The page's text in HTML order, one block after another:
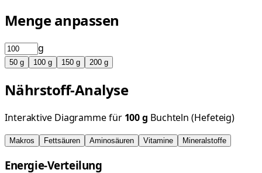
Menge anpassen
g
50 g 100 g 150 g 200 g
Nährstoff-Analyse
Interaktive Diagramme für 100g Buchteln (Hefeteig)
Makros Fettsäuren Aminosäuren Vitamine Mineralstoffe
Energie-Verteilung